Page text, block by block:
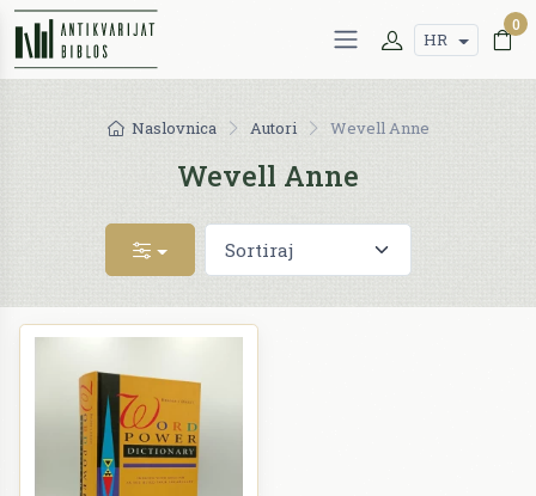
HR
0
Naslovnica Autori Wevell Anne
Wevell Anne